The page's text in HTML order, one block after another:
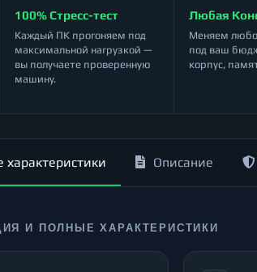
100% Стресс-тест
Каждый ПК прогоняем под
максимальной нагрузкой —
вы получаете проверенную
машину.
Любая
Меняем
под ваш
корпус,
характеристики Описание
И ПОЛНЫЕ ХАРАКТЕРИСТИКИ